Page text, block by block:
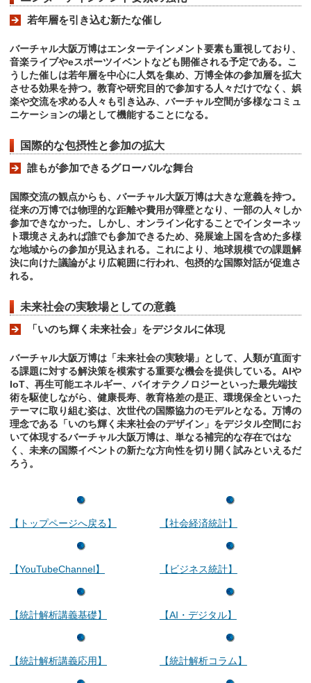
若年層を引き込む新たな催し
バーチャル大阪万博はエンターテインメント要素も重視しており、
音楽ライブやeスポーツイベントなども開催される予定である。こ
うした催しは若年層を中心に人気を集め、万博全体の参加層を拡大
させる効果を持つ。教育や研究目的で参加する人々だけでなく、娯
楽や交流を求める人々も引き込み、バーチャル空間が多様なコミュ
ニケーションの場として機能することになる。
国際的な包摂性と参加の拡大
誰もが参加できるグローバルな舞台
国際交流の観点からも、バーチャル大阪万博は大きな意義を持つ。
従来の万博では物理的な距離や費用が障壁となり、一部の人々しか
参加できなかった。しかし、オンライン化することでインターネッ
ト環境さえあれば誰でも参加できるため、発展途上国を含めた多様
な地域からの参加が見込まれる。これにより、地球規模での課題解
決に向けた議論がより広範囲に行われ、包摂的な国際対話が促進さ
れる。
未来社会の実験場としての意義
「いのち輝く未来社会」をデジタルに体現
バーチャル大阪万博は「未来社会の実験場」として、人類が直面す
る課題に対する解決策を模索する重要な機会を提供している。AIや
IoT、再生可能エネルギー、バイオテクノロジーといった最先端技
術を駆使しながら、健康長寿、教育格差の是正、環境保全といった
テーマに取り組む姿は、次世代の国際協力のモデルとなる。万博の
理念である「いのち輝く未来社会のデザイン」をデジタル空間にお
いて体現するバーチャル大阪万博は、単なる補完的な存在ではな
く、未来の国際イベントの新たな方向性を切り開く試みといえるだ
ろう。
【トップページへ戻る】
【YouTubeChannel】
【統計解析講義基礎】
【統計解析講義応用】
【社会経済統計】
【ビジネス統計】
【AI・デジタル】
【統計解析コラム】